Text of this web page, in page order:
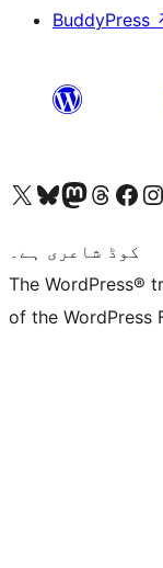
BuddyPress
Visit our X (formerly Twitter) account
ہمارے بلیواسکائی اکاؤنٹ پر جائیں
Visit our Mastodon account
ہمارے ٹھریڈز اکاؤنٹ پر جائیں
Visit our
کوڈ شاعری ہے۔
The WordPress®
of the WordPress